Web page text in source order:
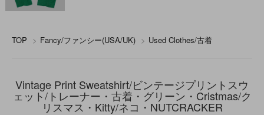
TOP > Fancy/ファンシー(USA/UK) > Used Clothes/古着
Vintage Print Sweatshirt/ビンテージプリントスウ
ェット/トレーナー・古着・グリーン・Cristmas/ク
リスマス・Kitty/ネコ・NUTCRACKER